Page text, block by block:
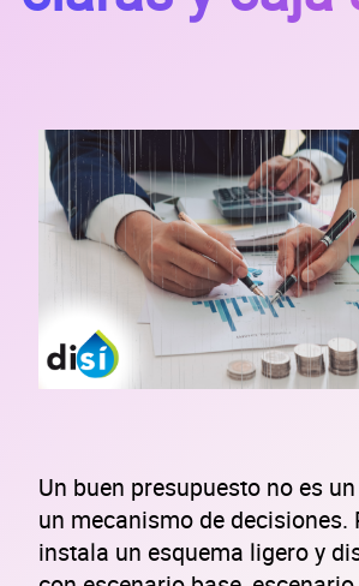
Un buen presupuesto no es
un mecanismo de decisiones.
instala un esquema ligero y